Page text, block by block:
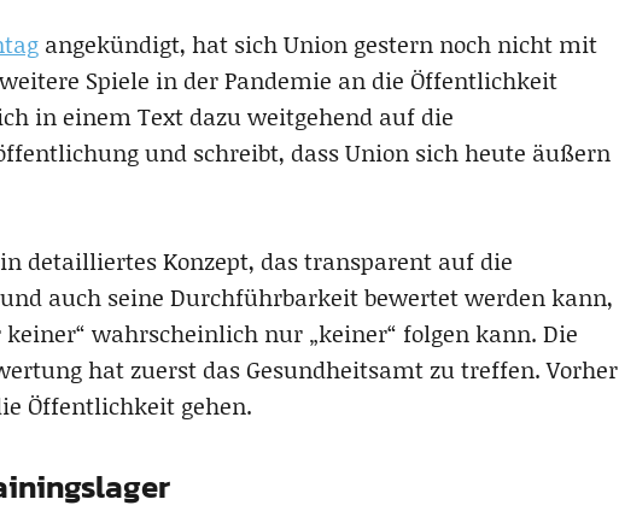
angekündigt, hat sich Union gestern noch nicht mit
Spiele in der Pandemie an die Öffentlichkeit
in einem Text dazu weitgehend auf die
und schreibt, dass Union sich heute äußern
detailliertes Konzept, das transparent auf die
auch seine Durchführbarkeit bewertet werden kann,
wahrscheinlich nur „keiner“ folgen kann. Die
hat zuerst das Gesundheitsamt zu treffen. Vorher
Öffentlichkeit gehen.